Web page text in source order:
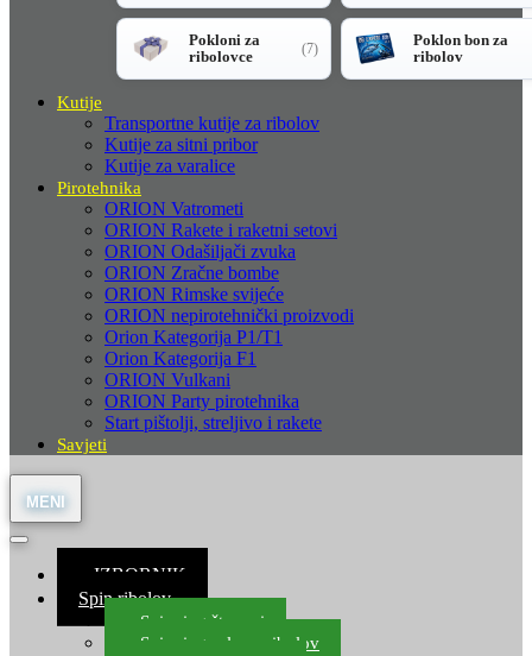
Pokloni za
ribolovce
(7)
Poklon bon za
ribolov
Kutije
Transportne kutije za ribolov
Kutije za sitni pribor
Kutije za varalice
Pirotehnika
ORION Vatrometi
ORION Rakete i raketni setovi
ORION Odašiljači zvuka
ORION Zračne bombe
ORION Rimske svijeće
ORION nepirotehnički proizvodi
Orion Kategorija P1/T1
Orion Kategorija F1
ORION Vulkani
ORION Party pirotehnika
Start pištolji, streljivo i rakete
Savjeti
≡ IZBORNIK
Spin ribolov
Spinning štapovi
Spinning role za ribolov